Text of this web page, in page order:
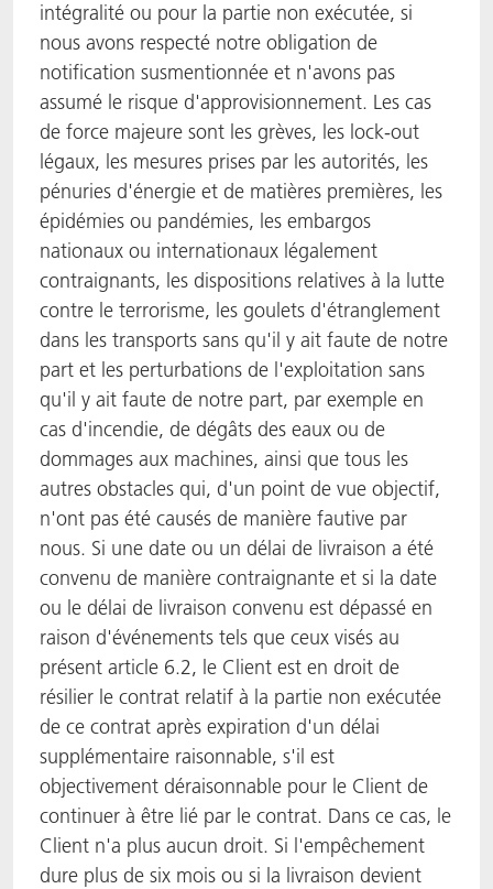
intégralité ou pour la partie non exécutée, si
nous avons respecté notre obligation de
notification susmentionnée et n'avons pas
assumé le risque d'approvisionnement. Les cas
de force majeure sont les grèves, les lock-out
légaux, les mesures prises par les autorités, les
pénuries d'énergie et de matières premières, les
épidémies ou pandémies, les embargos
nationaux ou internationaux légalement
contraignants, les dispositions relatives à la lutte
contre le terrorisme, les goulets d'étranglement
dans les transports sans qu'il y ait faute de notre
part et les perturbations de l'exploitation sans
qu'il y ait faute de notre part, par exemple en
cas d'incendie, de dégâts des eaux ou de
dommages aux machines, ainsi que tous les
autres obstacles qui, d'un point de vue objectif,
n'ont pas été causés de manière fautive par
nous. Si une date ou un délai de livraison a été
convenu de manière contraignante et si la date
ou le délai de livraison convenu est dépassé en
raison d'événements tels que ceux visés au
présent article 6.2, le Client est en droit de
résilier le contrat relatif à la partie non exécutée
de ce contrat après expiration d'un délai
supplémentaire raisonnable, s'il est
objectivement déraisonnable pour le Client de
continuer à être lié par le contrat. Dans ce cas, le
Client n'a plus aucun droit. Si l'empêchement
dure plus de six mois ou si la livraison devient